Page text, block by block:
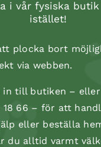
i vår fysiska butik
istället!
plocka bort
via webben.
in till butiken –
18 66 – för att
eller beställa
du alltid varmt